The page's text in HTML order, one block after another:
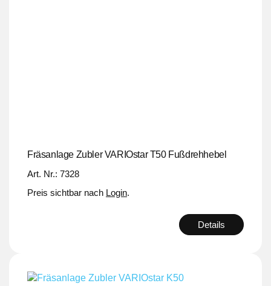
Fräsanlage Zubler VARIOstar T50 Fußdrehhebel
Art. Nr.: 7328
Preis sichtbar nach Login.
Details